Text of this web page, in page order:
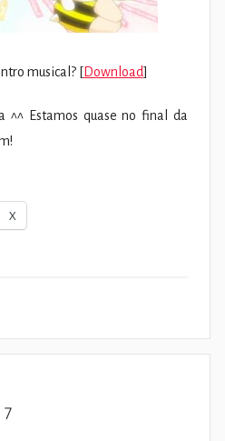
musical? [Download]
^^ Estamos quase no final da
X